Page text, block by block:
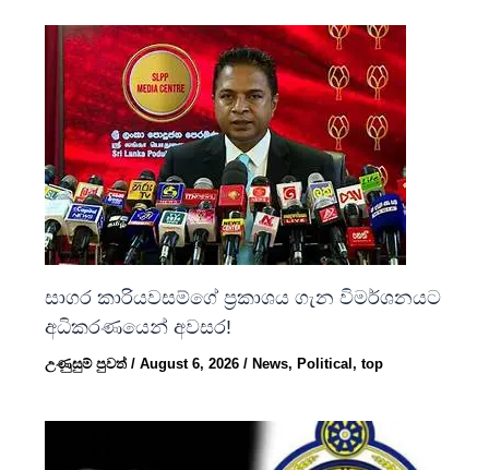
සාගර කාරියවසම්ගේ ප්‍රකාශය ගැන විමර්ශනයට
අධිකරණයෙන් අවසර!
උණුසුම් පුවත්/August 6, 2026/ News, Political,top